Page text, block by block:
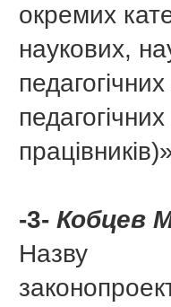
окремих
наукових,
педагогічних
-3- Кобцев
Назву